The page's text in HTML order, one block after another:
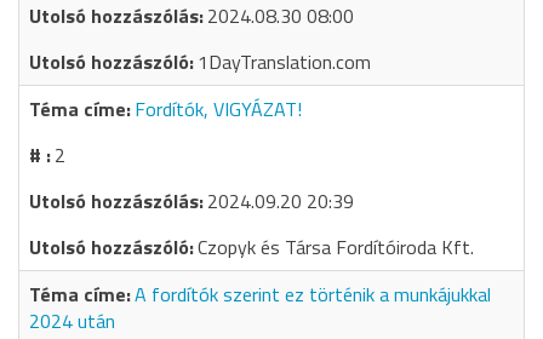
2024.08.30 08:00
1DayTranslation.com
Fordítók, VIGYÁZAT!
2
2024.09.20 20:39
Czopyk és Társa Fordítóiroda Kft.
A fordítók szerint ez történik a munkájukkal
2024 után